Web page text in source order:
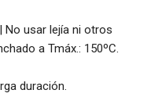
No usar lejía ni otros
a Tmáx.: 150ºC.
duración.